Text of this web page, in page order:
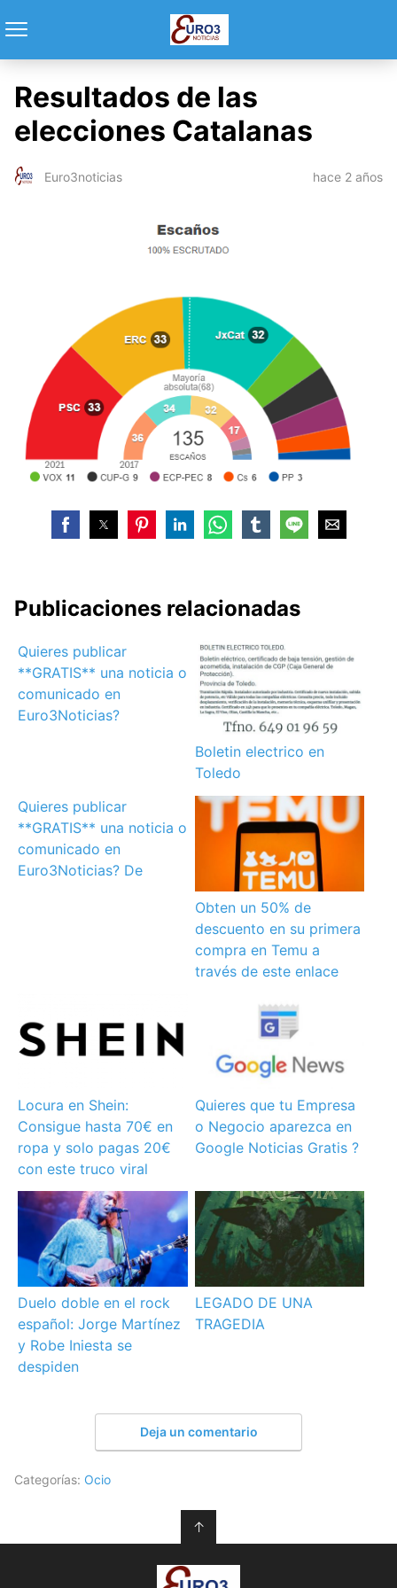
Resultados de las
elecciones Catalanas
Euro3noticias hace 2 años
Publicaciones relacionadas
Quieres publicar
**GRATIS** una noticia o
comunicado en
Euro3Noticias?
Boletin electrico en
Toledo
Quieres publicar
**GRATIS** una noticia o
comunicado en
Euro3Noticias? De
Obten un 50% de
descuento en su primera
compra en Temu a
través de este enlace
Locura en Shein:
Consigue hasta 70€ en
ropa y solo pagas 20€
con este truco viral
Quieres que tu Empresa
o Negocio aparezca en
Google Noticias Gratis ?
Duelo doble en el rock
español: Jorge Martínez
y Robe Iniesta se
despiden
LEGADO DE UNA
TRAGEDIA
Deja un comentario
Categorías: Ocio
↑